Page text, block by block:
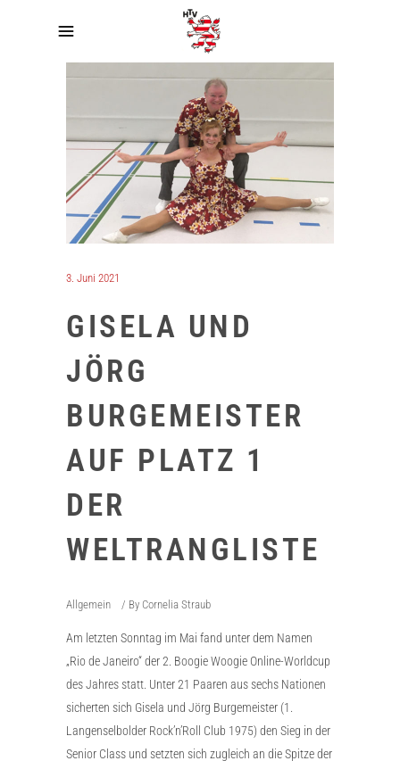
3. Juni 2021
GISELA UND
JÖRG
BURGEMEISTER
AUF PLATZ 1
DER
WELTRANGLISTE
Allgemein By Cornelia Straub
Am letzten Sonntag im Mai fand unter dem Namen
„Rio de Janeiro“ der 2. Boogie Woogie Online-Worldcup
des Jahres statt. Unter 21 Paaren aus sechs Nationen
sicherten sich Gisela und Jörg Burgemeister (1.
Langenselbolder Rock’n’Roll Club 1975) den Sieg in der
Senior Class und setzten sich zugleich an die Spitze der